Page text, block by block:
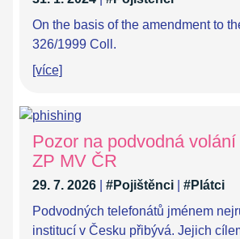
On the basis of the amendment to
326/1999 Coll.
[více]
Pozor na podvodná
ZP MV ČR
29. 7. 2026 #Pojištěnci
#Plátci
Podvodných telefonátů jménem
institucí v Česku přibývá. Jejich